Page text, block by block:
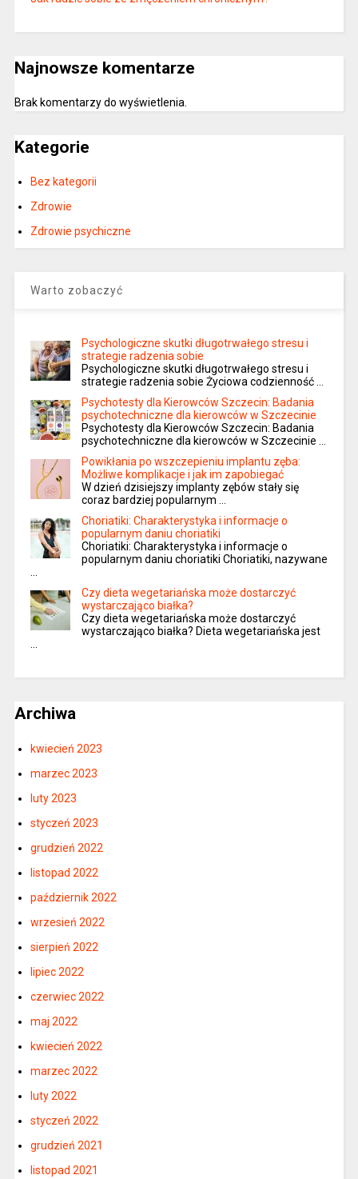
Najnowsze komentarze
Brak komentarzy do wyświetlenia.
Kategorie
Bez kategorii
Zdrowie
Zdrowie psychiczne
Warto zobaczyć
Psychologiczne skutki długotrwałego stresu i
strategie radzenia sobie
Psychologiczne skutki długotrwałego stresu i
strategie radzenia sobie Życiowa codzienność …
Psychotesty dla Kierowców Szczecin: Badania
psychotechniczne dla kierowców w Szczecinie
Psychotesty dla Kierowców Szczecin: Badania
psychotechniczne dla kierowców w Szczecinie …
Powikłania po wszczepieniu implantu zęba:
Możliwe komplikacje i jak im zapobiegać
W dzień dzisiejszy implanty zębów stały się
coraz bardziej popularnym …
Choriatiki: Charakterystyka i informacje o
popularnym daniu choriatiki
Choriatiki: Charakterystyka i informacje o
popularnym daniu choriatiki Choriatiki, nazywane
…
Czy dieta wegetariańska może dostarczyć
wystarczająco białka?
Czy dieta wegetariańska może dostarczyć
wystarczająco białka? Dieta wegetariańska jest
…
Archiwa
kwiecień 2023
marzec 2023
luty 2023
styczeń 2023
grudzień 2022
listopad 2022
październik 2022
wrzesień 2022
sierpień 2022
lipiec 2022
czerwiec 2022
maj 2022
kwiecień 2022
marzec 2022
luty 2022
styczeń 2022
grudzień 2021
listopad 2021